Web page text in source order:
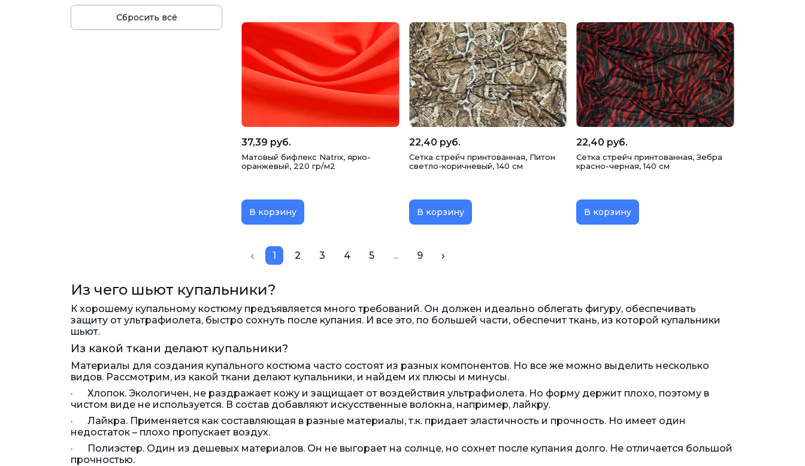
Сбросить всё
37,39 руб.
Матовый бифлекс Natrix, ярко-
оранжевый, 220 гр/м2
В корзину
22,40 руб.
Сетка стрейч принтованная, Питон
светло-коричневый, 140 см
В корзину
22,40 руб.
Сетка стрейч принтованная, Зебра
красно-черная, 140 см
В корзину
1 2 3 4 5 ... 9
Из чего шьют купальники?
К хорошему купальному костюму предъявляется много требований. Он должен идеально облегать фигуру, обеспечивать
защиту от ультрафиолета, быстро сохнуть после купания. И все это, по большей части, обеспечит ткань, из которой купальники
шьют.
Из какой ткани делают купальники?
Материалы для создания купального костюма часто состоят из разных компонентов. Но все же можно выделить несколько
видов. Рассмотрим, из какой ткани делают купальники, и найдем их плюсы и минусы.
· Хлопок. Экологичен, не раздражает кожу и защищает от воздействия ультрафиолета. Но форму держит плохо, поэтому в
чистом виде не используется. В состав добавляют искусственные волокна, например, лайкру.
· Лайкра. Применяется как составляющая в разные материалы, т.к. придает эластичность и прочность. Но имеет один
недостаток – плохо пропускает воздух.
· Полиэстер. Один из дешевых материалов. Он не выгорает на солнце, но сохнет после купания долго. Не отличается большой
прочностью.